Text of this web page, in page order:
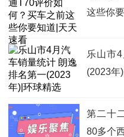
这些你
乐山市
(2023年
第二十
80多个